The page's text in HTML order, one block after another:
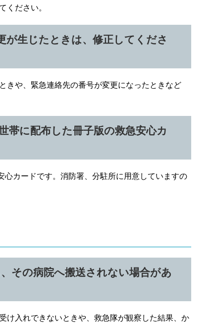
ください。
が生じたときは、修正してくださ
や、緊急連絡先の番号が変更になったときなど
帯に配布した冊子版の救急安心カ
カードです。消防署、分駐所に用意していますの
その病院へ搬送されない場合があ
入れできないときや、救急隊が観察した結果、か